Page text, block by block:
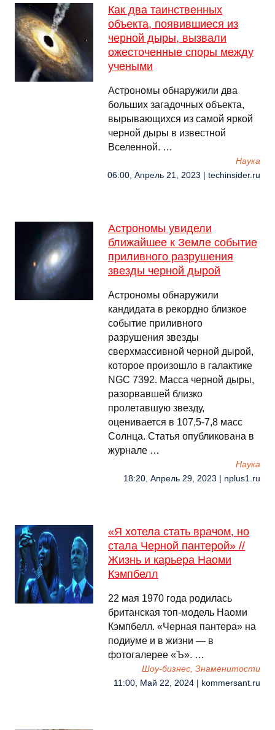
Как два таинственных
объекта, появившиеся из
черной дыры, вызвали
ожесточенные споры между
учеными
Астрономы обнаружили два
больших загадочных объекта,
вырывающихся из самой яркой
черной дыры в известной
Вселенной. …
Наука
06:00, Апрель 21, 2023 | techinsider.ru
Астрономы увидели
ближайшее к Земле событие
приливного разрушения
звезды черной дырой
Астрономы обнаружили
кандидата в рекордно близкое
событие приливного
разрушения звезды
сверхмассивной черной дырой,
которое произошло в галактике
NGC 7392. Масса черной дыры,
разорвавшей близко
пролетавшую звезду,
оценивается в 107,5-7,8 масс
Солнца. Статья опубликована в
журнале …
Наука
18:20, Апрель 29, 2023 | nplus1.ru
«Я хотела стать врачом, но
стала Черной пантерой» //
Жизнь и карьера Наоми
Кэмпбелл
22 мая 1970 года родилась
британская топ-модель Наоми
Кэмпбелл. «Черная пантера» на
подиуме и в жизни — в
фотогалерее «Ъ». …
Шоу-бизнес, Знаменитости
11:00, Май 22, 2024 | kommersant.ru